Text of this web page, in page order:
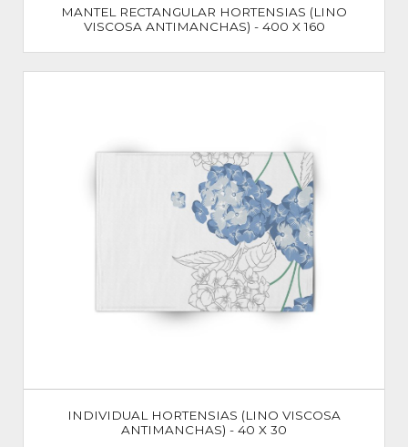
MANTEL RECTANGULAR HORTENSIAS (LINO
VISCOSA ANTIMANCHAS) - 400 X 160
INDIVIDUAL HORTENSIAS (LINO VISCOSA
ANTIMANCHAS) - 40 X 30